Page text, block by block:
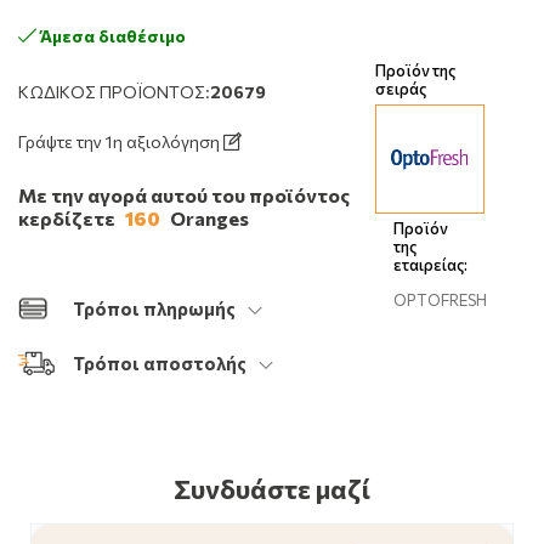
ΚΩΔΙΚΌΣ ΠΡΟΪΌΝΤΟΣ:20679
Γράψτε την 1η αξιολόγηση
Άμεσα διαθέσιμο
Με την αγορά αυτού του προϊόντος
κερδίζετε 160 Oranges
Τρόποι πληρωμής
Τρόποι αποστολής
Προϊόν της
σειράς
Προϊόν
της
εταιρείας:
OPTOFRESH
Συνδυάστε μαζί